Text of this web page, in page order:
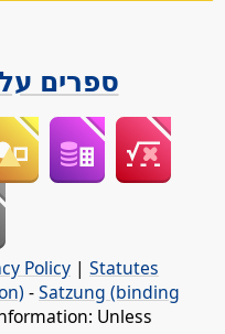
ספרים על LibreOffice
Policy | Statutes
-Satzung (binding
Unless